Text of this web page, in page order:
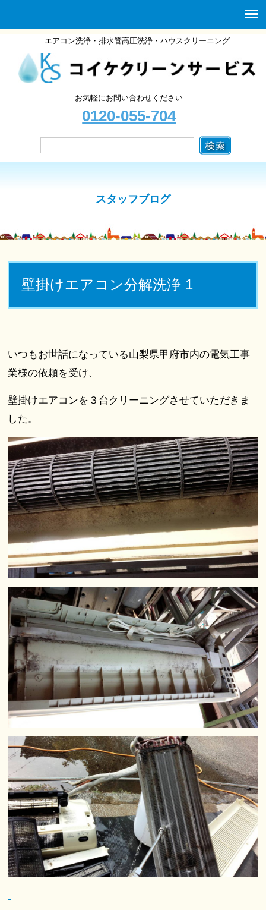
エアコン洗浄・排水管高圧洗浄・ハウスクリーニング
お気軽にお問い合わせください
0120-055-704
スタッフブログ
壁掛けエアコン分解洗浄 1
いつもお世話になっている山梨県甲府市内の電気工事
業様の依頼を受け、
壁掛けエアコンを３台クリーニングさせていただきま
した。